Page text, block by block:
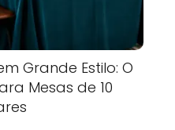
Grande Estilo: O
Mesas de 10